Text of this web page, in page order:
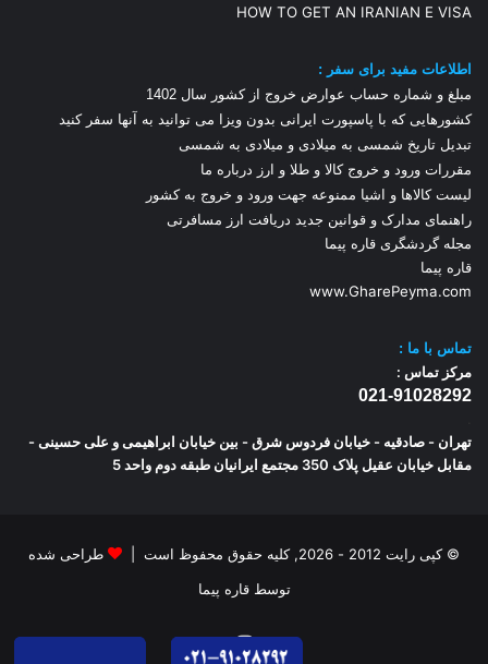
HOW TO GET AN IRANIAN E VISA
اطلاعات مفید برای سفر :
مبلغ و شماره حساب عوارض خروج از کشور سال 1 402
کشورهایی که با پاسپورت ایرانی بدون ویزا می توانید به آنها سفر کنید
تبدیل تاریخ شمسی به میلادی و میلادی به شمسی
مقررات ورود و خروج کالا و طلا و ارز درباره ما
لیست کالاها و اشیا ممنوعه جهت ورود و خروج به کشور
راهنمای مدارک و قوانین جدید دریافت ارز مسافرتی
مجله گردشگری قاره پیما
قاره پیما
www.GharePeyma.com
تماس با ما :
مرکز تماس :
021-91028292
تهران - صادقیه - خیابان فردوس شرق - بین خیابان ابراهیمی و علی حسینی -
مقابل خیابان عقیل پلاک 350 مجتمع ایرانیان طبقه دوم واحد 5
© کپی رایت 2012 - 2026, کلیه حقوق محفوظ است |
طراحی شده
توسط قاره پیما
اینستاگرام